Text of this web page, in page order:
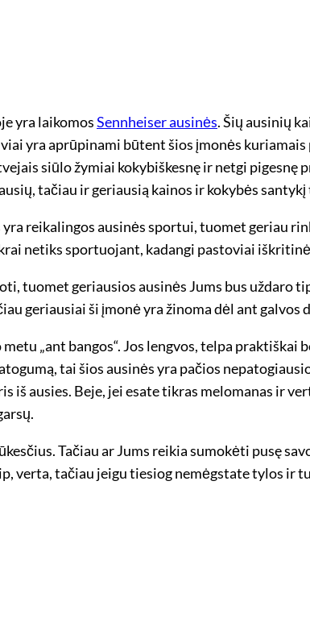
yra laikomosSennheiser ausinės. Šių ausinių
yra aprūpinami būtent šios įmonės
siūlo žymiai kokybiškesnę ir netgi pigesnę
tačiau ir geriausią kainos ir kokybės
reikalingos ausinės sportui, tuomet geriau
netiks sportuojant, kadangi pastoviai
tuomet geriausios ausinės Jums bus uždaro
geriausiai ši įmonė yra žinoma dėl ant galvos
„ant bangos“. Jos lengvos, telpa
tai šios ausinės yra pačios
iš ausies. Beje, jei esate tikras melomanas ir
Tačiau ar Jums reikia sumokėti pusę
verta, tačiau jeigu tiesiog nemėgstate tylos ir